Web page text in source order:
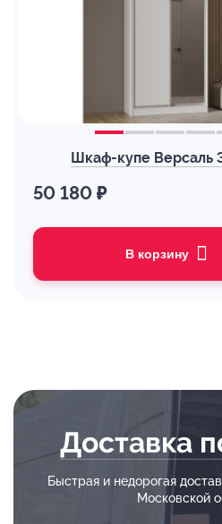
Шкаф-купе Версаль
50 180 ₽
В корзину
Доставка
Быстрая и недорогая
Московской